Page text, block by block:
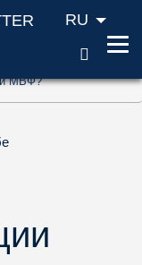
доступа
'2')
доступа '3')
RU
МВФ?